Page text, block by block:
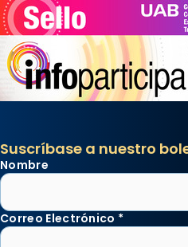
Suscríbase a nuestro
Nombre
Correo Electrónico *